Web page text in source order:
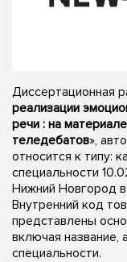
Диссертационная
реализации
речи : на
теледебатов»,
относится к типу:
специальности
Нижний Новгород
Внутренний код
представлены
включая название,
специальности.